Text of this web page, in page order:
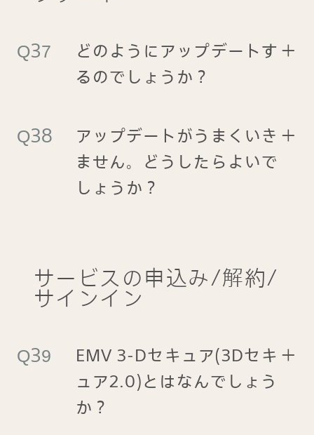
どのようにアップデートす
るのでしょうか？
＋
アップデートがうまくいき
ません。どうしたらよいで
しょうか？
＋
サービスの申込み/解約/
サインイン
EMV 3-Dセキュア(3Dセキ
ュア2.0)とはなんでしょう
か？
＋